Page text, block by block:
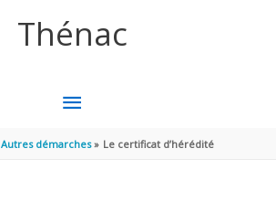
Thénac
MENU
PRINCIPAL
Autres démarches Le certificat d’hérédité